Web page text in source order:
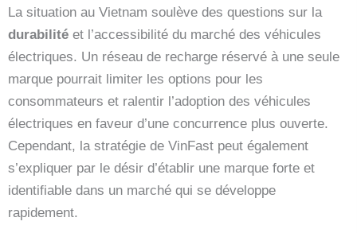
La situation au Vietnam soulève des questions sur la
durabilité et l’accessibilité du marché des véhicules
électriques. Un réseau de recharge réservé à une seule
marque pourrait limiter les options pour les
consommateurs et ralentir l’adoption des véhicules
électriques en faveur d’une concurrence plus ouverte.
Cependant, la stratégie de VinFast peut également
s’expliquer par le désir d’établir une marque forte et
identifiable dans un marché qui se développe
rapidement.